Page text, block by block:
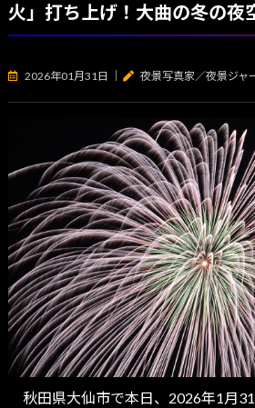
火」打ち上げ！大曲の冬の夜
2026年01月31日 夜景写真家／夜景ジ
秋田県大仙市で本日、2026年1月